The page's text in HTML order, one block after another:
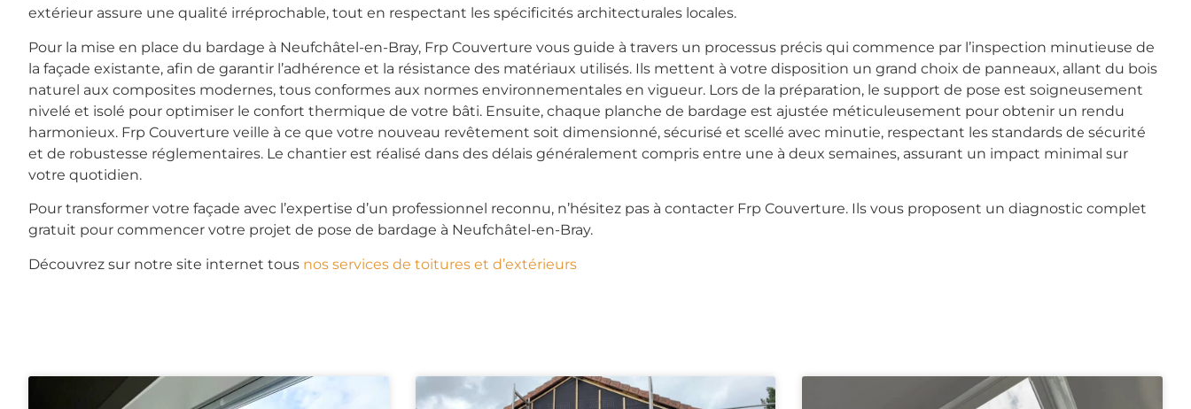
extérieur assure une qualité irréprochable, tout en respectant les spécificités architecturales locales.
Pour la mise en place du bardage à Neufchâtel-en-Bray, Frp Couverture vous guide à travers un processus précis qui commence par l’inspection minutieuse de
la façade existante, afin de garantir l’adhérence et la résistance des matériaux utilisés. Ils mettent à votre disposition un grand choix de panneaux, allant du bois
naturel aux composites modernes, tous conformes aux normes environnementales en vigueur. Lors de la préparation, le support de pose est soigneusement
nivelé et isolé pour optimiser le confort thermique de votre bâti. Ensuite, chaque planche de bardage est ajustée méticuleusement pour obtenir un rendu
harmonieux. Frp Couverture veille à ce que votre nouveau revêtement soit dimensionné, sécurisé et scellé avec minutie, respectant les standards de sécurité
et de robustesse réglementaires. Le chantier est réalisé dans des délais généralement compris entre une à deux semaines, assurant un impact minimal sur
votre quotidien.
Pour transformer votre façade avec l’expertise d’un professionnel reconnu, n’hésitez pas à contacter Frp Couverture. Ils vous proposent un diagnostic complet
gratuit pour commencer votre projet de pose de bardage à Neufchâtel-en-Bray.
Découvrez sur notre site internet tous nos services de toitures et d’extérieurs